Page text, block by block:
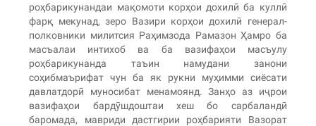
роҳбарикунандаи мақомоти корҳои дохилӣ ба куллӣ
фарқ мекунад, зеро Вазири корҳои дохилӣ генерал-
полковники милитсия Раҳимзода Рамазон Ҳамро ба
масъалаи интихоб ва ба вазифаҳои масъулу
роҳбарикунанда таъин намудани занони
соҳибмаърифат чун ба як рукни муҳимми сиёсати
давлатдорӣ муносибат менамоянд. Занҳо аз иҷрои
вазифаҳои бардӯшдоштаи хеш бо сарбаландӣ
баромада, мавриди дастгирии роҳбарияти Вазорат